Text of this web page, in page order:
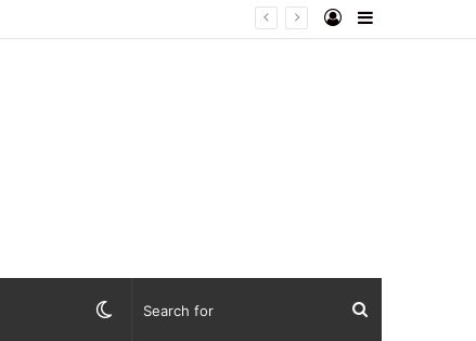
Sidebar
Log
Search
Switch